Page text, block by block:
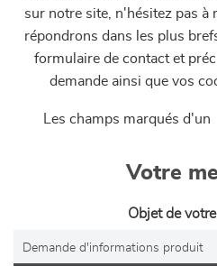
sur notre site, n'hésitez pas à
répondrons dans les plus
formulaire de contact et
demande ainsi que vos
Les champs marqués d'un
Votre
Objet de